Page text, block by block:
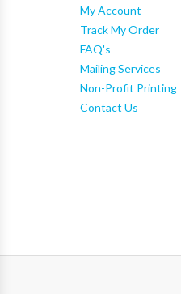
My Account
Track My Order
FAQ's
Mailing Services
Non-Profit Printing
Contact Us